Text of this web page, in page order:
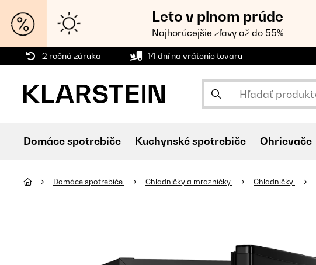
Leto v plnom prúde
Najhorúcejšie zľavy až do 55%
2 ročná záruka 14 dní na vrátenie tovaru
Domáce spotrebiče Kuchynské spotrebiče Ohrievače
Domáce spotrebiče Chladničky a mrazničky Chladničky